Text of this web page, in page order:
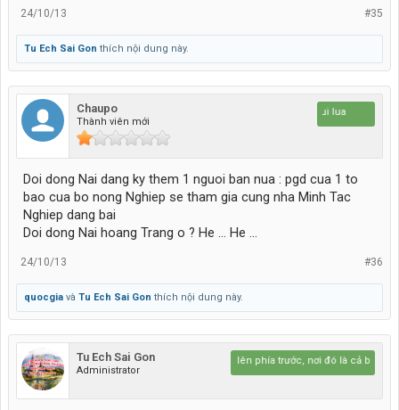
#35
24/10/13
Tu Ech Sai Gon thích nội dung này.
Chaupo
Thành viên mới
Da nui lua
Doi dong Nai dang ky them 1 nguoi ban nua : pgd cua 1 to
bao cua bo nong Nghiep se tham gia cung nha Minh Tac
Nghiep dang bai
Doi dong Nai hoang Trang o ? He ... He ...
#36
24/10/13
quocgia và Tu Ech Sai Gon thích nội dung này.
Tu Ech Sai Gon
Administrator
Hãy lái lên phía trước, nơi đó là cả bầu trời